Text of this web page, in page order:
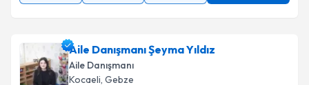
Aile Danışmanı Şeyma Yıldız
Aile Danışmanı
Kocaeli, Gebze